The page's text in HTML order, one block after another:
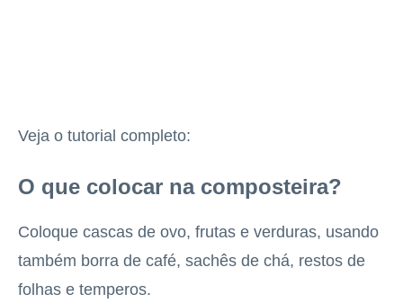
Veja o tutorial completo:
O que colocar na composteira?
Coloque cascas de ovo, frutas e verduras, usando
também borra de café, sachês de chá, restos de
folhas e temperos.